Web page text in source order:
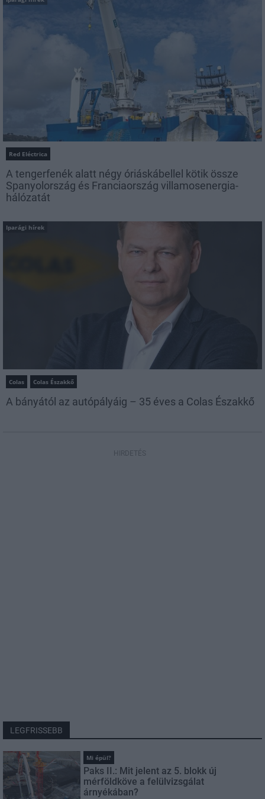
Red Eléctrica
A tengerfenék alatt négy óriáskábellel kötik össze
Spanyolország és Franciaország villamosenergia-
hálózatát
Iparági hírek
Colas Colas Északkő
A bányától az autópályáig – 35 éves a Colas Északkő
HIRDETÉS
LEGFRISSEBB
Mi épül?
Paks II.: Mit jelent az 5. blokk új
mérföldköve a felülvizsgálat
árnyékában?